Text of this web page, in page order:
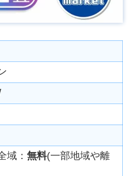
域：無料(一部地域や離